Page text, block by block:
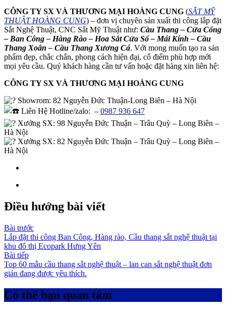
CÔNG TY SX VÀ THƯƠNG MẠI HOÀNG CUNG (SẮT MỸ
THUẬT HOÀNG CUNG) – đơn vị chuyên sản xuất thi công lắp đặt
Sắt Nghệ Thuật, CNC Sắt Mỹ Thuật như: Cầu Thang – Cửa Cổng
– Ban Công – Hàng Rào – Hoa Sắt Cửa Sổ – Mái Kính – Cầu
Thang Xoắn – Cầu Thang Xương Cá. Với mong muốn tạo ra sản
phẩm đẹp, chắc chắn, phong cách hiện đại, cổ điểm phù hợp mới
mọi yêu cầu. Quý khách hàng cần tư vấn hoặc đặt hàng xin liên hệ:
CÔNG TY SX VÀ THƯƠNG MẠI HOÀNG CUNG
Showrom: 82 Nguyễn Đức Thuận-Long Biên – Hà Nội
Liên Hệ Hotline/zalo: – 0987 936 647
Xưởng SX: 98 Nguyễn Đức Thuận – Trâu Quỳ – Long Biên –
Hà Nội
Xưởng SX: 82 Nguyễn Đức Thuận – Trâu Quỳ – Long Biên –
Hà Nội
Điều hướng bài viết
Bài trước
Lắp đặt thi công Ban Công, Hàng rào, Cầu thang sắt nghệ thuật tại
khu đô thị Ecopark Hưng Yên
Bài tiếp
Top 60 mẫu cầu thang sắt nghệ thuật – lan can sắt nghệ thuật đơn
giản đang được yêu thích.
Có thể bạn quan tâm